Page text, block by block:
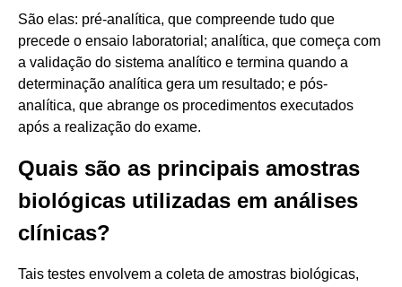
São elas: pré-analítica, que compreende tudo que
precede o ensaio laboratorial; analítica, que começa com
a validação do sistema analítico e termina quando a
determinação analítica gera um resultado; e pós-
analítica, que abrange os procedimentos executados
após a realização do exame.
Quais são as principais amostras
biológicas utilizadas em análises
clínicas?
Tais testes envolvem a coleta de amostras biológicas,